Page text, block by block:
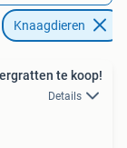
Knaagdieren
te koop!
Details